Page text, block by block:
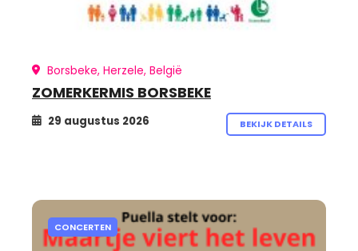
Borsbeke, Herzele, België
ZOMERKERMIS BORSBEKE
29 augustus 2026 BEKIJK DETAILS
CONCERTEN